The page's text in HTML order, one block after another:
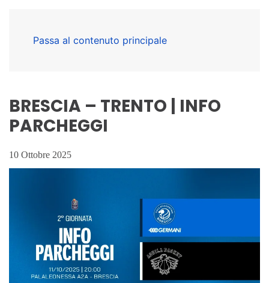
Passa al contenuto principale
BRESCIA – TRENTO | INFO
PARCHEGGI
10 Ottobre 2025